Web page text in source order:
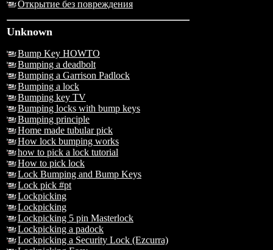
Открытие без повреждения
Unknown
Bump Key HOWTO
Bumping a deadbolt
Bumping a Garrison Padlock
Bumping a lock
Bumping key TV
Bumping locks with bump keys
Bumping principle
Home made tubular pick
How lock bumping works
how to pick a lock tutorial
How to pick lock
Lock Bumping and Bump Keys
Lock pick #pt
Lockpicking
Lockpicking
Lockpicking 5 pin Masterlock
Lockpicking a padock
Lockpicking a Security Lock (Ezcurra)